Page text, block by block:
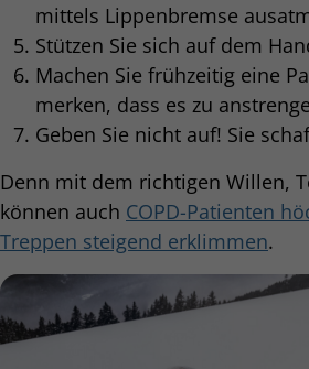
mittels Lippenbremse
Stützen Sie sich auf dem
Machen Sie frühzeitig eine
merken, dass es zu
Geben Sie nicht auf! Sie
Denn mit dem richtigen Willen,
können auch COPD-Patienten
Treppen steigend erklimmen.